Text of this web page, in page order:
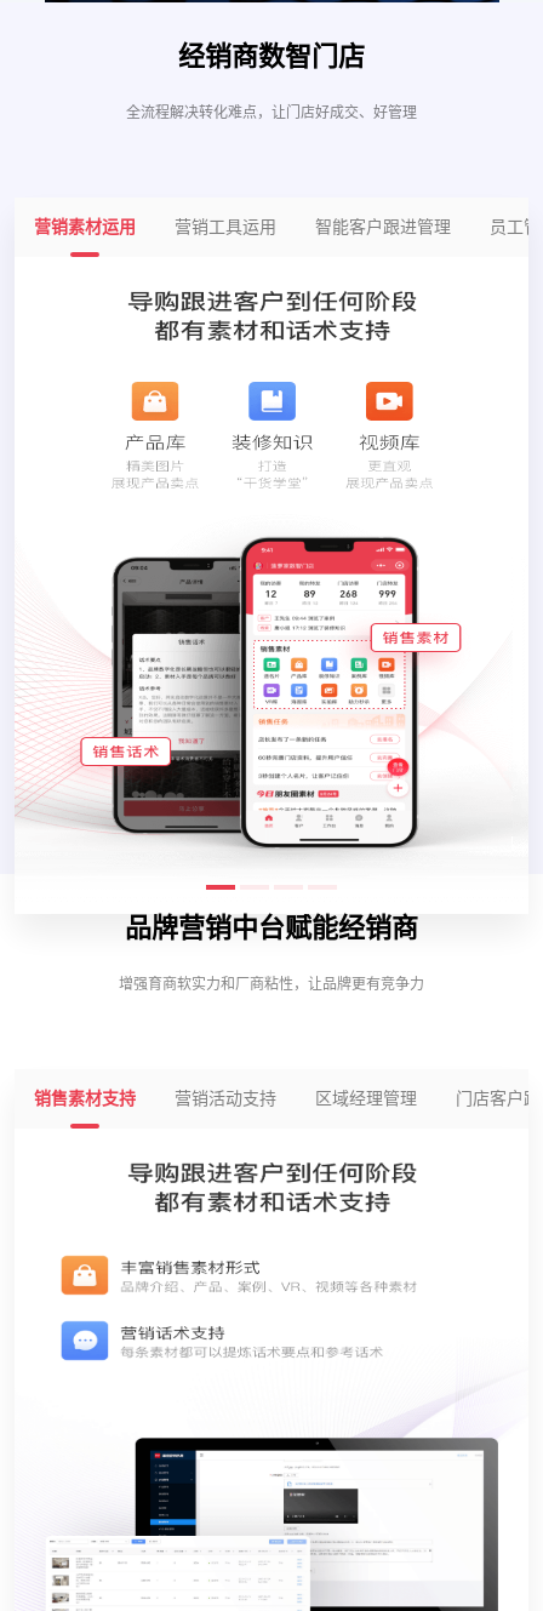
经销商数智门店
全流程解决转化难点，让门店好成交、好管理
营销素材运用 营销工具运用 智能客户跟进管理 员工
品牌营销中台赋能经销商
增强育商软实力和厂商粘性，让品牌更有竞争力
销售素材支持 营销活动支持 区域经理管理 门店客户